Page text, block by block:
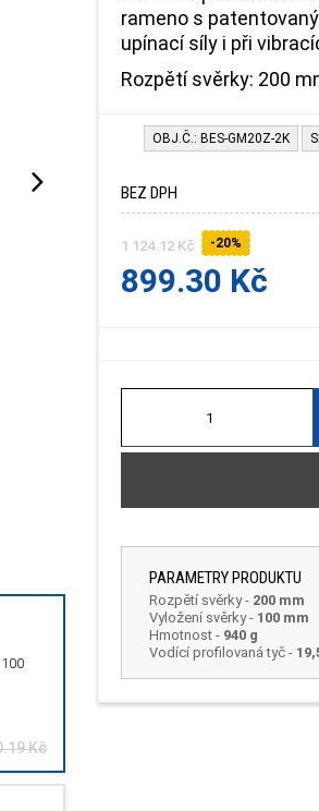
Kč
rameno s
upínací síly i při
Rozpětí svěrky: 200
OBJ.Č.: BES-GM20Z-2K
BEZ DPH
1 124.12 Kč -20%
899.30 Kč
PARAMETRY PRODUKTU
Rozpětí svěrky- 200 mm
Vyložení svěrky- 100 mm
Hmotnost - 940 g
Vodící profilovaná tyč -